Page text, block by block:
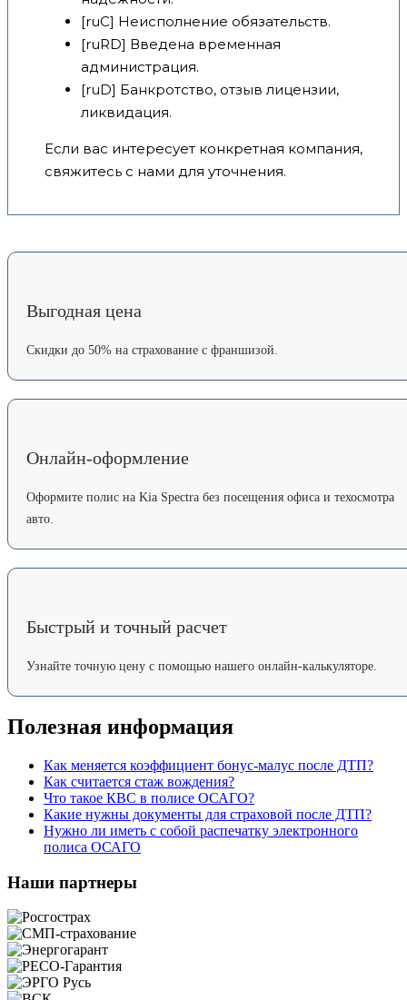
[ruC] Неисполнение обязательств.
[ruRD] Введена временная
администрация.
[ruD] Банкротство, отзыв лицензии,
ликвидация.
Если вас интересует конкретная компания,
свяжитесь с нами для уточнения.
Выгодная цена
Скидки до 50% на страхование с франшизой.
Онлайн-оформление
Оформите полис на Kia Spectra без посещения офиса и техосмотра
авто.
Быстрый и точный расчет
Узнайте точную цену с помощью нашего онлайн-калькуляторе.
Полезная информация
Как меняется коэффициент бонус-малус после ДТП?
Как считается стаж вождения?
Что такое КВС в полисе ОСАГО?
Какие нужны документы для страховой после ДТП?
Нужно ли иметь с собой распечатку электронного
полиса ОСАГО
Наши партнеры